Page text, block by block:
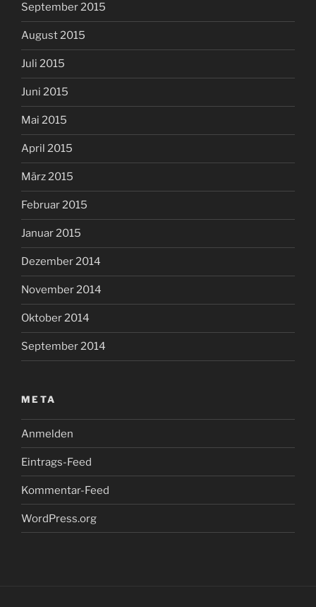
September 2015
August 2015
Juli 2015
Juni 2015
Mai 2015
April 2015
März 2015
Februar 2015
Januar 2015
Dezember 2014
November 2014
Oktober 2014
September 2014
META
Anmelden
Eintrags-Feed
Kommentar-Feed
WordPress.org